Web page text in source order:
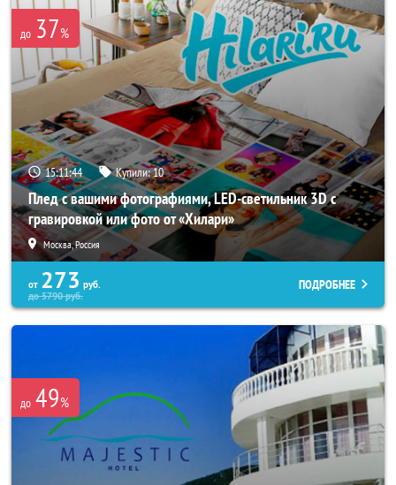
до 37%
15:11:40 Купили:10
Плед с вашими фотографиями, LED-светильник 3D с
гравировкой или фото от «Хилари»
Москва, Россия
от 273 руб.
до5790руб.
ПОДРОБНЕЕ
до 49%